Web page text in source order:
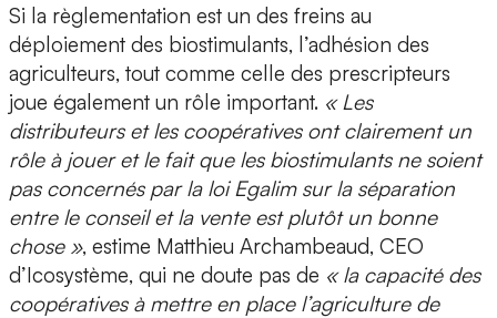
Si la règlementation est un des freins au
déploiement des biostimulants, l’adhésion des
agriculteurs, tout comme celle des prescripteurs
joue également un rôle important. « Les
distributeurs et les coopératives ont clairement un
rôle à jouer et le fait que les biostimulants ne soient
pas concernés par la loi Egalim sur la séparation
entre le conseil et la vente est plutôt un bonne
chose », estime Matthieu Archambeaud, CEO
d’Icosystème, qui ne doute pas de « la capacité des
coopératives à mettre en place l’agriculture de